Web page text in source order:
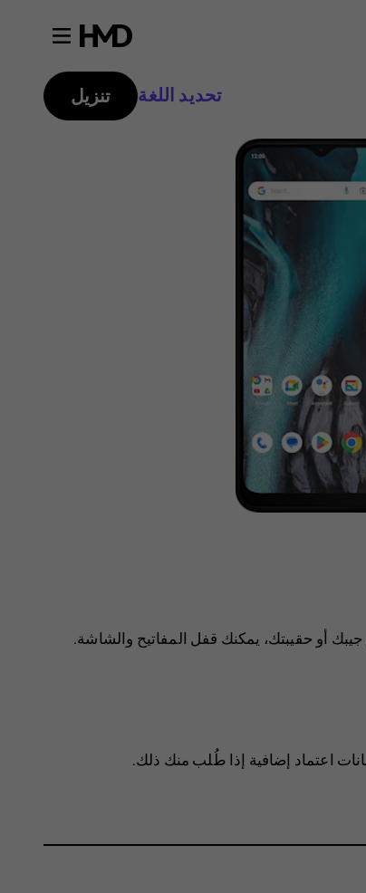
تحديد اللغة تنزيل
أو حقيبتك، يمكنك قفل المفاتيح والشاشة.
اعتماد إضافية إذا طُلب منك ذلك.